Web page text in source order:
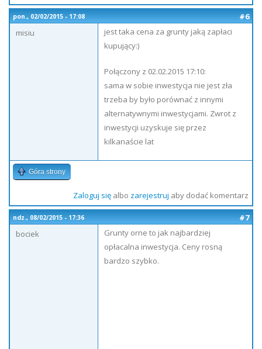
pon., 02/02/2015 - 17:08
#6
misiu
jest taka cena za grunty jaką zapłaci
kupujący:)
Połączony z 02.02.2015 17:10:
sama w sobie inwestycja nie jest zła
trzeba by było porównać z innymi
alternatywnymi inwestycjami. Zwrot z
inwestycji uzyskuje się przez
kilkanaście lat
Góra strony
Zaloguj sięalbo zarejestruj aby dodać komentarz
ndz., 08/02/2015 - 17:36
#7
bociek
Grunty orne to jak najbardziej
opłacalna inwestycja. Ceny rosną
bardzo szybko.